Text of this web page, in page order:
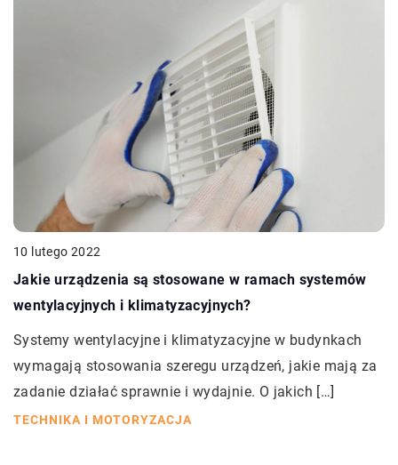
10 lutego 2022
Jakie urządzenia są stosowane w ramach systemów
wentylacyjnych i klimatyzacyjnych?
Systemy wentylacyjne i klimatyzacyjne w budynkach
wymagają stosowania szeregu urządzeń, jakie mają za
zadanie działać sprawnie i wydajnie. O jakich […]
TECHNIKA I MOTORYZACJA